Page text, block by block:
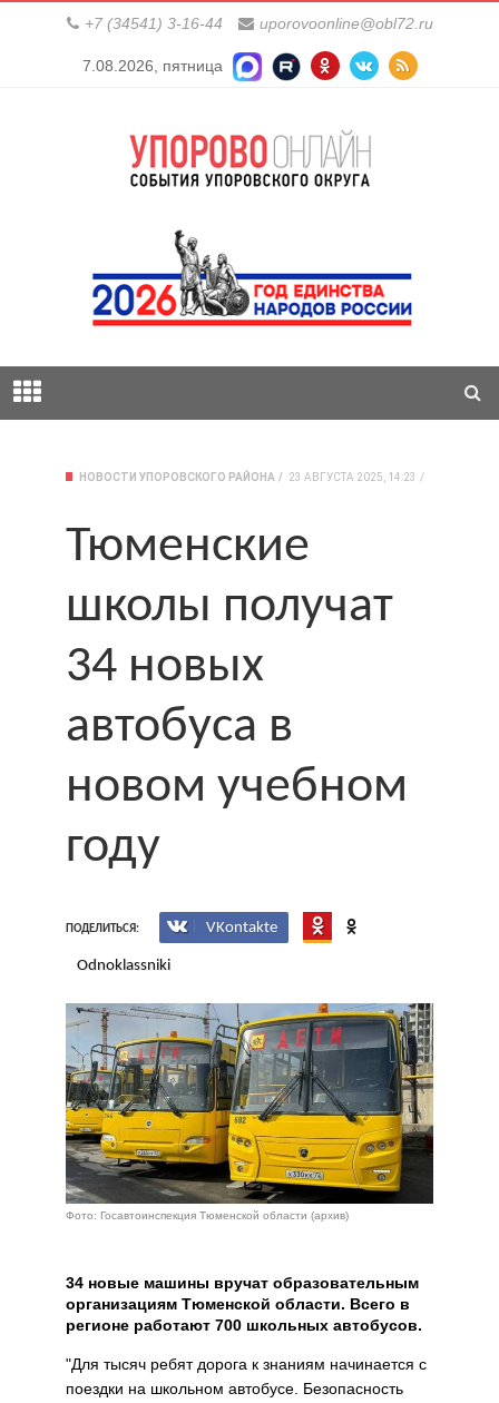
+7 (34541) 3-16-44 uporovoonline@obl72.ru
7.08.2026, пятница
НОВОСТИ УПОРОВСКОГО РАЙОНА 23 АВГУСТА 2025, 14:23
Тюменские
школы получат
34 новых
автобуса в
новом учебном
году
ПОДЕЛИТЬСЯ: VKontakte
Odnoklassniki
Фото: Госавтоинспекция Тюменской области (архив)
34 новые машины вручат образовательным
организациям Тюменской области. Всего в
регионе работают 700 школьных автобусов.
"Для тысяч ребят дорога к знаниям начинается с
поездки на школьном автобусе. Безопасность